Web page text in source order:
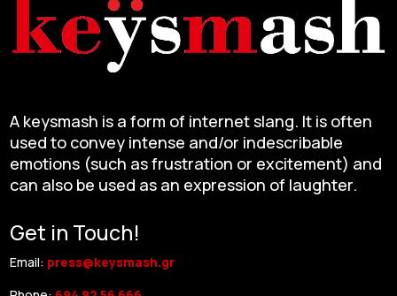
A keysmash is a form of internet slang. It is often
used to convey intense and/or indescribable
emotions (such as frustration or excitement) and
can also be used as an expression of laughter.
Get in Touch!
Email: press@keysmash.gr